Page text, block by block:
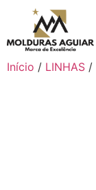
Início / LINHAS /